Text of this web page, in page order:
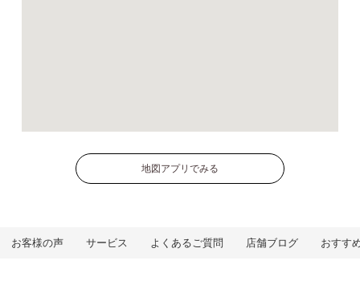
地図アプリでみる
お客様の声 サービス よくあるご質問 店舗ブログ おすす